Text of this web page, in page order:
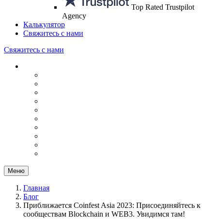
Top Rated Trustpilot
Agency
Калькулятор
Свяжитесь с нами
Свяжитесь с нами
Меню
Главная
Блог
Приближается Coinfest Asia 2023: Присоединяйтесь к
сообществам Blockchain и WEB3. Увидимся там!